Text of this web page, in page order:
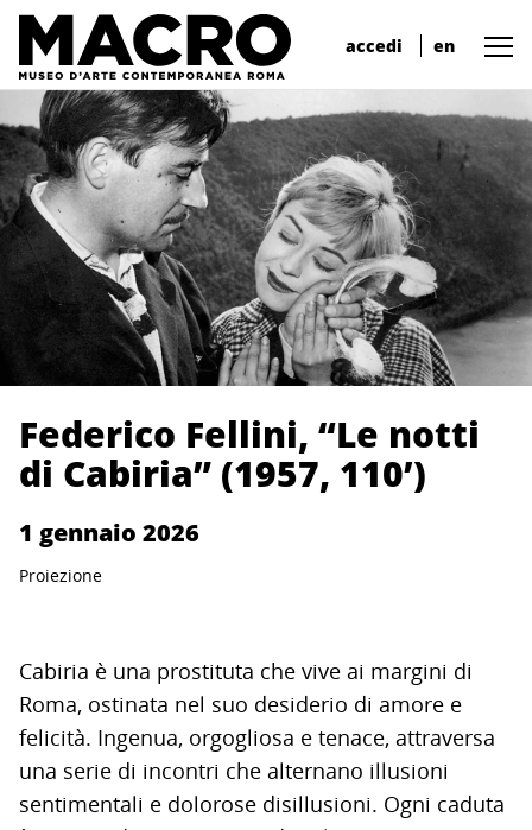
accedi en
Federico Fellini, “Le notti
di Cabiria” (1957, 110’)
1 gennaio 2026
Proiezione
Cabiria è una prostituta che vive ai margini di
Roma, ostinata nel suo desiderio di amore e
felicità. Ingenua, orgogliosa e tenace, attraversa
una serie di incontri che alternano illusioni
sentimentali e dolorose disillusioni. Ogni caduta